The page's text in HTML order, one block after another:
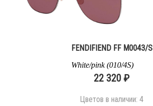
FENDIFIEND FF M0043/S
White/pink (010/4S)
22 320 ₽
Цветов в наличии: 4